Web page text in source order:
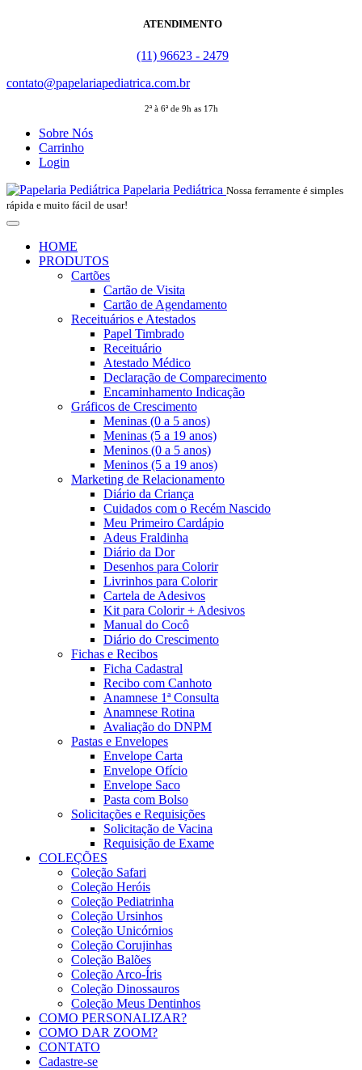
ATENDIMENTO
(11) 96623 - 2479
contato@papelariapediatrica.com.br
2ª à 6ª de 9h as 17h
Sobre Nós
Carrinho
Login
Papelaria Pediátrica Nossa ferramente é simples
rápida e muito fácil de usar!
HOME
PRODUTOS
Cartões
Cartão de Visita
Cartão de Agendamento
Receituários e Atestados
Papel Timbrado
Receituário
Atestado Médico
Declaração de Comparecimento
Encaminhamento Indicação
Gráficos de Crescimento
Meninas (0 a 5 anos)
Meninas (5 a 19 anos)
Meninos (0 a 5 anos)
Meninos (5 a 19 anos)
Marketing de Relacionamento
Diário da Criança
Cuidados com o Recém Nascido
Meu Primeiro Cardápio
Adeus Fraldinha
Diário da Dor
Desenhos para Colorir
Livrinhos para Colorir
Cartela de Adesivos
Kit para Colorir + Adesivos
Manual do Cocô
Diário do Crescimento
Fichas e Recibos
Ficha Cadastral
Recibo com Canhoto
Anamnese 1ª Consulta
Anamnese Rotina
Avaliação do DNPM
Pastas e Envelopes
Envelope Carta
Envelope Ofício
Envelope Saco
Pasta com Bolso
Solicitações e Requisições
Solicitação de Vacina
Requisição de Exame
COLEÇÕES
Coleção Safari
Coleção Heróis
Coleção Pediatrinha
Coleção Ursinhos
Coleção Unicórnios
Coleção Corujinhas
Coleção Balões
Coleção Arco-Íris
Coleção Dinossauros
Coleção Meus Dentinhos
COMO PERSONALIZAR?
COMO DAR ZOOM?
CONTATO
Cadastre-se